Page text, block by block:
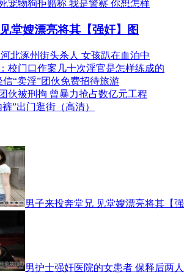
宠物狗拒赔称 我是警察 你想怎样
堂嫂漂亮将其【强奸】图
北涿州街头杀人 女孩趴在血泊中
校门口作案几十次淫官是怎样练成的
“卖淫”团伙免费招待旅游
伙被刑拘 曾暴力抢占数亿元工程
”出门逛街（高清）
男子来投奔堂兄 见堂嫂漂亮将其【
男护士强奸医院的女患者 保释后两人